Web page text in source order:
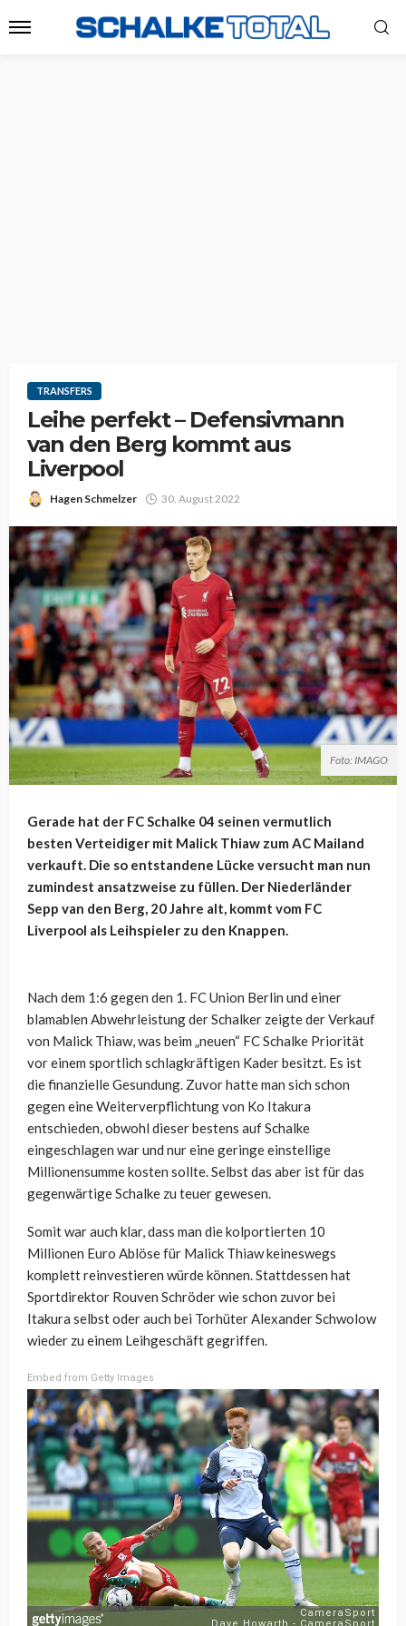
TRANSFERS
Leihe perfekt – Defensivmann
van den Berg kommt aus
Liverpool
Hagen Schmelzer 30. August 2022
Foto: IMAGO
Gerade hat der FC Schalke 04 seinen vermutlich
besten Verteidiger mit Malick Thiaw zum AC Mailand
verkauft. Die so entstandene Lücke versucht man nun
zumindest ansatzweise zu füllen. Der Niederländer
Sepp van den Berg, 20 Jahre alt, kommt vom FC
Liverpool als Leihspieler zu den Knappen.
Nach dem 1:6 gegen den 1. FC Union Berlin und einer
blamablen Abwehrleistung der Schalker zeigte der Verkauf
von Malick Thiaw, was beim „neuen“ FC Schalke Priorität
vor einem sportlich schlagkräftigen Kader besitzt. Es ist
die finanzielle Gesundung. Zuvor hatte man sich schon
gegen eine Weiterverpflichtung von Ko Itakura
entschieden, obwohl dieser bestens auf Schalke
eingeschlagen war und nur eine geringe einstellige
Millionensumme kosten sollte. Selbst das aber ist für das
gegenwärtige Schalke zu teuer gewesen.
Somit war auch klar, dass man die kolportierten 10
Millionen Euro Ablöse für Malick Thiaw keineswegs
komplett reinvestieren würde können. Stattdessen hat
Sportdirektor Rouven Schröder wie schon zuvor bei
Itakura selbst oder auch bei Torhüter Alexander Schwolow
wieder zu einem Leihgeschäft gegriffen.
Embed from Getty Images